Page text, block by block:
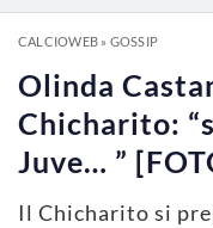
CALCIOWEB» GOSSIP
Olinda
Chicharito:
Juve… ”
Il Chicharito si